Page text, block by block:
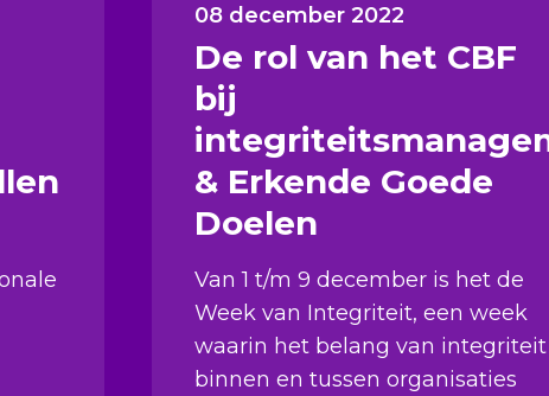
08 december 2022
De rol van het CBF
bij
& Erkende Goede
Doelen
Van 1 t/m 9 december is het de
Week van Integriteit, een week
waarin het belang van integriteit
binnen en tussen organisaties